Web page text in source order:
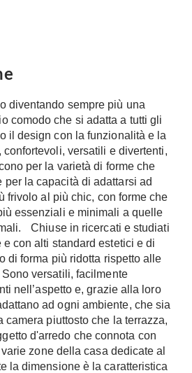
Riciclo
Energie Rinnovabili
Bioedilizia
Teleriscaldamento
Cura della casa
Pulizia
Detergenti
Stiro
Aspirapolvere
Lavapavimenti
Progetti
Ristrutturazione
diventando sempre più una
comodo che si adatta a tutti gli
il design con la funzionalità e la
versatili e divertenti,
per la varietà di forme che
per la capacità di adattarsi ad
frivolo al più chic, con forme che
essenziali e minimali a quelle
Chiuse in ricercati e studiati
con alti standard estetici e di
di forma più ridotta rispetto alle
versatili, facilmente
nell’aspetto e, grazie alla loro
ad ogni ambiente, che sia
camera piuttosto che la terrazza,
d'arredo che connota con
zone della casa dedicate al
la dimensione è la caratteristica